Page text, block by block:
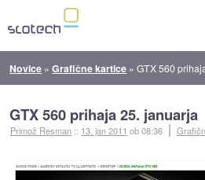
Novice »Grafične kartice »GTX 560
GTX 560 prihaja 25. januarja
Primož Resman :: 13. jan 2011 ob 08:36